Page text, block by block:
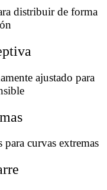
distribuir de forma
ajustado para
curvas extremas